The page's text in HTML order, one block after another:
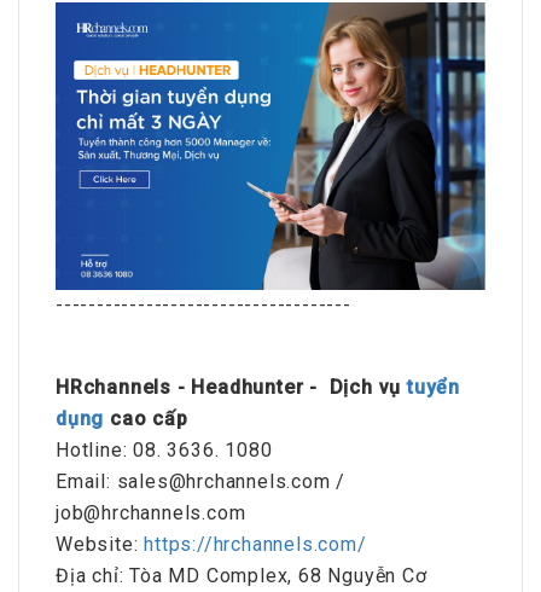
------------------------------------
HRchannels - Headhunter - Dịch vụtuyển
dụng cao cấp
Hotline: 08. 3636. 1080
Email: sales@hrchannels.com /
job@hrchannels.com
Website:https://hrchannels.com/
Địa chỉ: Tòa MD Complex, 68 Nguyễn Cơ